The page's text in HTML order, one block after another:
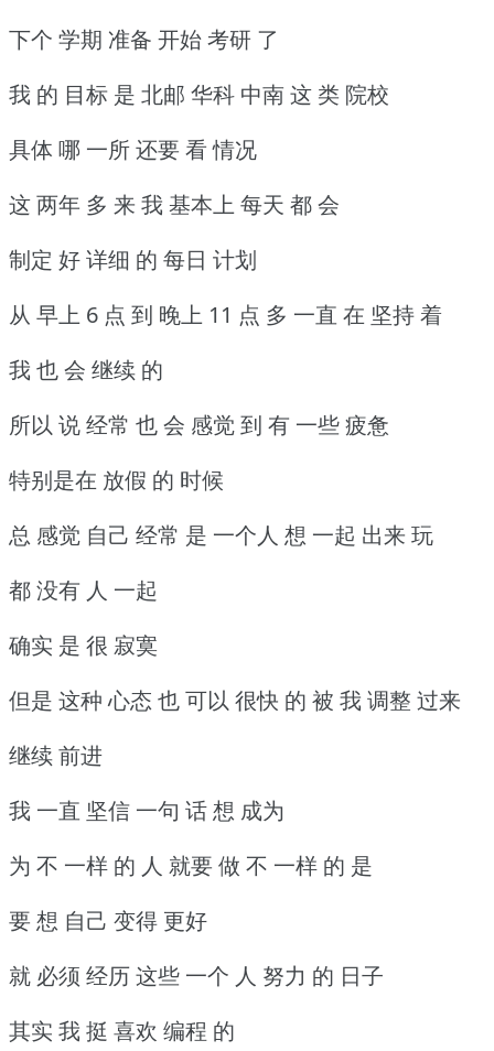
下个 学期 准备 开始 考研 了
我 的 目标 是 北邮 华科 中南 这 类 院校
具体 哪 一所 还要 看 情况
这 两年 多 来 我 基本上 每天 都 会
制定 好 详细 的 每日 计划
从 早上 6 点 到 晚上 11 点 多 一直 在 坚持 着
我 也 会 继续 的
所以 说 经常 也 会 感觉 到 有 一些 疲惫
特别是在 放假 的 时候
总 感觉 自己 经常 是 一个人 想 一起 出来 玩
都 没有 人 一起
确实 是 很 寂寞
但是 这种 心态 也 可以 很快 的 被 我 调整 过来
继续 前进
我 一直 坚信 一句 话 想 成为
为 不 一样 的 人 就要 做 不 一样 的 是
要 想 自己 变得 更好
就 必须 经历 这些 一个 人 努力 的 日子
其实 我 挺 喜欢 编程 的